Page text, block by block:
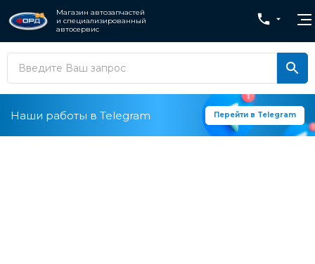
Магазин автозапчастей
и специализированный
автосервис
Наши работы в Telegram Перейти в Telegram